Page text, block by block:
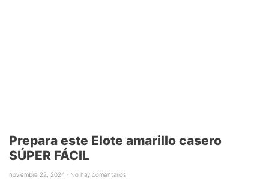
Prepara este Elote amarillo casero
SÚPER FÁCIL
noviembre 22, 2024 No hay comentarios